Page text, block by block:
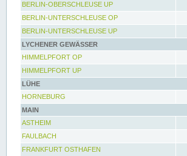
BERLIN-OBERSCHLEUSE UP
BERLIN-UNTERSCHLEUSE OP
BERLIN-UNTERSCHLEUSE UP
LYCHENER GEWÄSSER
HIMMELPFORT OP
HIMMELPFORT UP
LÜHE
HORNEBURG
MAIN
ASTHEIM
FAULBACH
FRANKFURT OSTHAFEN